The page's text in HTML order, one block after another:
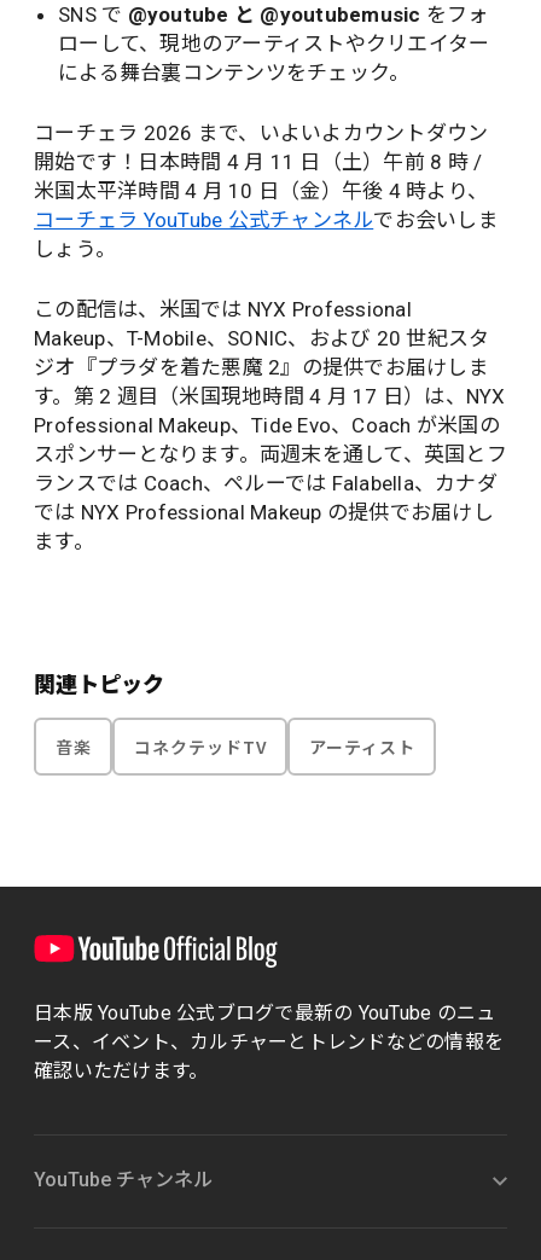
SNS で @youtube と @youtubemusic をフォ
ローして、現地のアーティストやクリエイター
による舞台裏コンテンツをチェック。
コーチェラ 2026 まで、いよいよカウントダウン
開始です！日本時間 4 月 11 日（土）午前 8 時 /
米国太平洋時間 4 月 10 日（金）午後 4 時より、
コーチェラ YouTube 公式チャンネルでお会いしま
しょう。
この配信は、米国では NYX Professional
Makeup、T-Mobile、SONIC、および 20 世紀スタ
ジオ『プラダを着た悪魔 2』の提供でお届けしま
す。第 2 週目（米国現地時間 4 月 17 日）は、NYX
Professional Makeup、Tide Evo、Coach が米国の
スポンサーとなります。両週末を通して、英国とフ
ランスでは Coach、ペルーでは Falabella、カナダ
では NYX Professional Makeup の提供でお届けし
ます。
関連トピック
音楽 コネクテッドTV アーティスト
日本版 YouTube 公式ブログで最新の YouTube のニュ
ース、イベント、カルチャーとトレンドなどの情報を
確認いただけます。
YouTube チャンネル